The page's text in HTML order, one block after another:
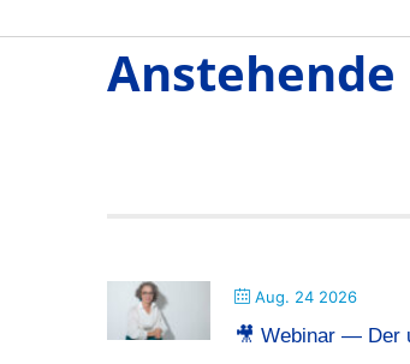
Anstehende
Aug. 24 2026
🎥 Webinar — Der